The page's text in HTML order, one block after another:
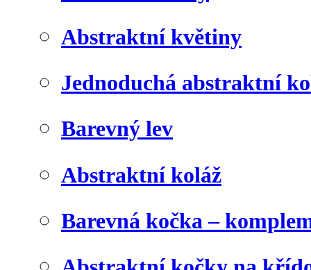
Abstraktní květiny
Jednoduchá abstraktní
Barevný lev
Abstraktní koláž
Barevná kočka –